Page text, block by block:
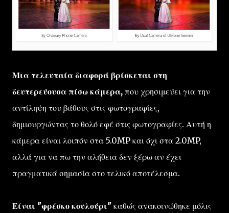
Μια τελευταία διαφορά βρίσκεται στη
δευτερεύουσα πίσω κάμερα, που χρησιμεύει για την
αντίληψη του βάθους στις φωτογραφίες,
δημιουργώντας το θολό εφέ στις φωτογραφίες. Αυτή η
κάμερα είναι λοιπόν στα 5.0MP και όχι στα 2.0MP,
αλλά για να πω την αλήθεια δεν ξέρω αν έχει
πραγματικά σημασία στο τελικό αποτέλεσμα.
Είναι "φρέσκο κουλούρι" καθώς ανακοινώθηκε μόλις